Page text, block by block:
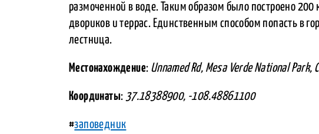
размоченной в воде. Таким образом было построено
двориков и террас. Единственным способом попасть в
лестница.
Местонахождение: Unnamed Rd, Mesa Verde National Park,
Координаты: 37.18388900, -108.48861100
#заповедник